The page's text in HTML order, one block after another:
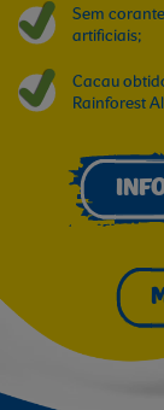
Sem
artificiais;
Cacau
Rainforest